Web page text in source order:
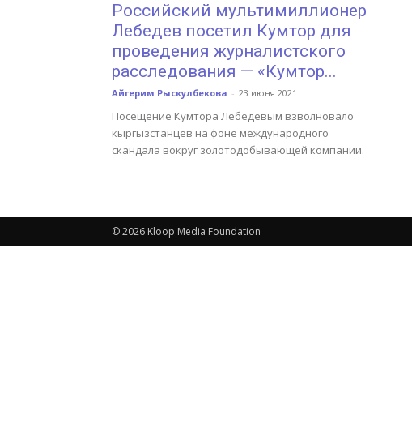
Российский мультимиллионер
Лебедев посетил Кумтор для
проведения журналистского
расследования — «Кумтор...
Айгерим Рыскулбекова - 23 июня 2021
Посещение Кумтора Лебедевым взволновало
кыргызстанцев на фоне международного
скандала вокруг золотодобывающей компании.
© 2026 Kloop Media Foundation